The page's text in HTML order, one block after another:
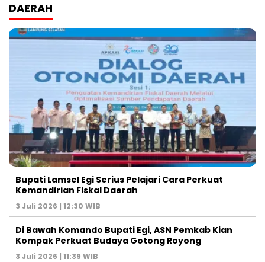
DAERAH
Bupati Lamsel Egi Serius Pelajari Cara Perkuat
Kemandirian Fiskal Daerah
3 Juli 2026 | 12:30 WIB
Di Bawah Komando Bupati Egi, ASN Pemkab Kian
Kompak Perkuat Budaya Gotong Royong
3 Juli 2026 | 11:39 WIB